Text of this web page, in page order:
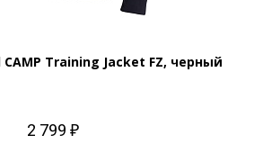
Training Jacket FZ, черный
2 799 ₽